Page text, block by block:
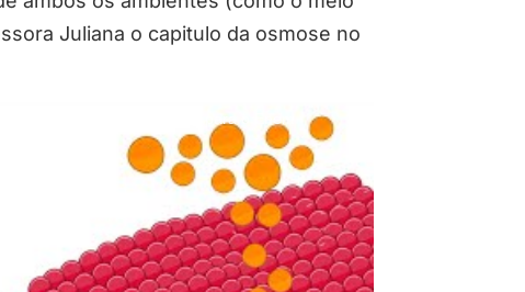
Juliana o capitulo da osmose no
| Resumo de Biologia para o Enem